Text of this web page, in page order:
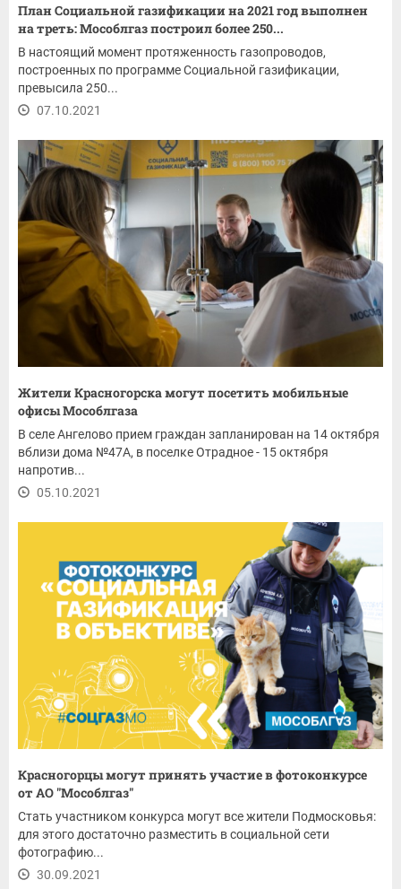
План Социальной газификации на 2021 год выполнен
на треть: Мособлгаз построил более 250...
В настоящий момент протяженность газопроводов,
построенных по программе Социальной газификации,
превысила 250...
07.10.2021
Жители Красногорска могут посетить мобильные
офисы Мособлгаза
В селе Ангелово прием граждан запланирован на 14 октября
вблизи дома №47А, в поселке Отрадное - 15 октября
напротив...
05.10.2021
Красногорцы могут принять участие в фотоконкурсе
от АО "Мособлгаз"
Стать участником конкурса могут все жители Подмосковья:
для этого достаточно разместить в социальной сети
фотографию...
30.09.2021